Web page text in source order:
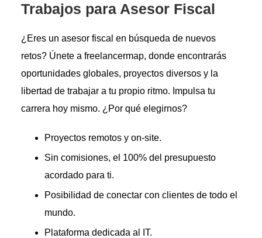
Trabajos para Asesor Fiscal
¿Eres un asesor fiscal en búsqueda de nuevos
retos? Únete a freelancermap, donde encontrarás
oportunidades globales, proyectos diversos y la
libertad de trabajar a tu propio ritmo. Impulsa tu
carrera hoy mismo. ¿Por qué elegirnos?
Proyectos remotos y on-site.
Sin comisiones, el 100% del presupuesto
acordado para ti.
Posibilidad de conectar con clientes de todo el
mundo.
Plataforma dedicada al IT.